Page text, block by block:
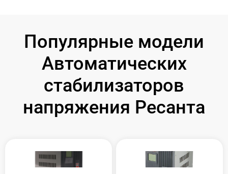
Популярные модели
Автоматических
стабилизаторов
напряжения Ресанта